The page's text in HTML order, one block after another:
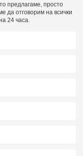
предлагаме, просто
да отговорим на всички
24 часа.